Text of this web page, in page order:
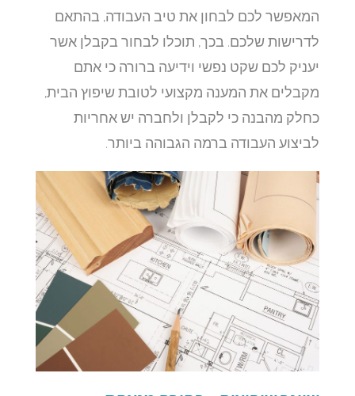
המאפשר לכם לבחון את טיב העבודה, בהתאם
לדרישות שלכם. בכך, תוכלו לבחור בקבלן אשר
יעניק לכם שקט נפשי וידיעה ברורה כי אתם
מקבלים את המענה מקצועי לטובת שיפוץ הבית,
כחלק מהבנה כי לקבלן ולחברה יש אחריות
לביצוע העבודה ברמה הגבוהה ביותר.